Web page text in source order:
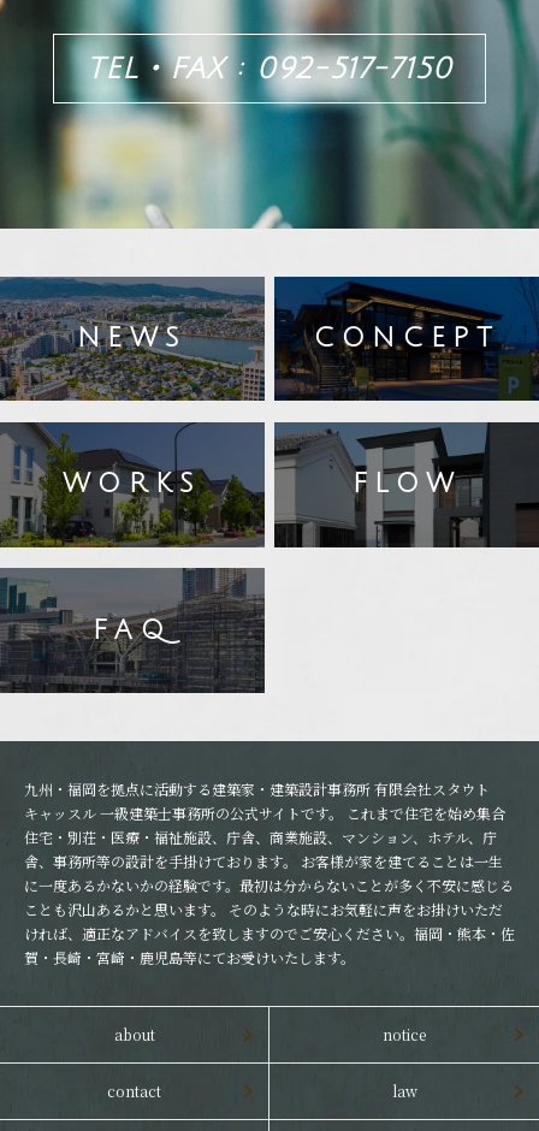
TEL・FAX : 092-517-7150
NEWS CONCEPT
WORKS FLOW
FAQ
九州・福岡を拠点に活動する建築家・建築設計事務所 有限会社スタウト
キャッスル 一級建築士事務所の公式サイトです。 これまで住宅を始め集合
住宅・別荘・医療・福祉施設、庁舎、商業施設、マンション、ホテル、庁
舎、事務所等の設計を手掛けております。 お客様が家を建てることは一生
に一度あるかないかの経験です。最初は分からないことが多く不安に感じる
ことも沢山あるかと思います。 そのような時にお気軽に声をお掛けいただ
ければ、適正なアドバイスを致しますのでご安心ください。福岡・熊本・佐
賀・長崎・宮崎・鹿児島等にてお受けいたします。
about notice
contact law